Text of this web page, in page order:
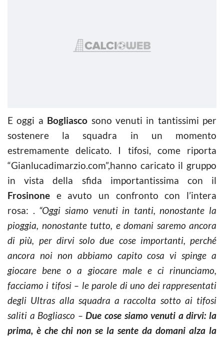
E oggi a Bogliasco sono venuti in tantissimi per
sostenere la squadra in un momento
estremamente delicato. I tifosi, come riporta
“Gianlucadimarzio.com”,hanno caricato il gruppo
in vista della sfida importantissima con il
Frosinone e avuto un confronto con l’intera
rosa: . “Oggi siamo venuti in tanti, nonostante la
pioggia, nonostante tutto, e domani saremo ancora
di più, per dirvi solo due cose importanti, perché
ancora noi non abbiamo capito cosa vi spinge a
giocare bene o a giocare male e ci rinunciamo,
facciamo i tifosi – le parole di uno dei rappresentati
degli Ultras alla squadra a raccolta sotto ai tifosi
saliti a Bogliasco –Due cose siamo venuti a dirvi: la
prima, è che chi non se la sente da domani alza la